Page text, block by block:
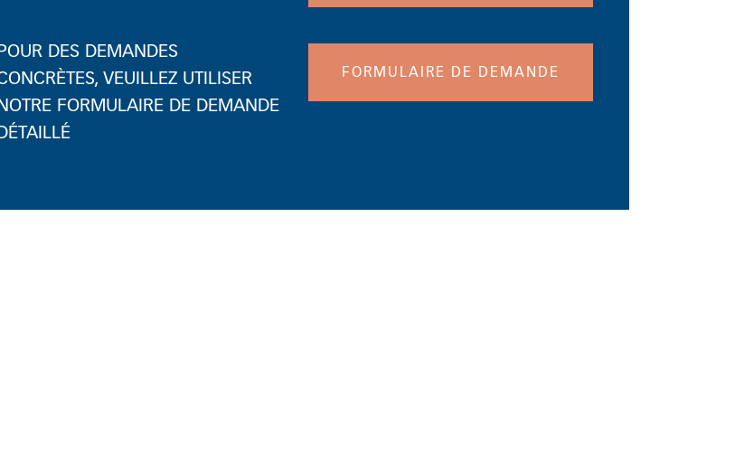
POUR DES DEMANDES
VEUILLEZ UTILISER
NOTRE FORMULAIRE DE DEMANDE
DÉTAILLÉ
FORMULAIRE DE DEMANDE